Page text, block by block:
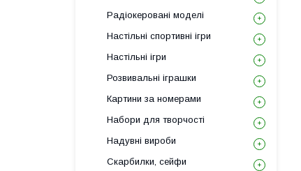
Радіокеровані моделі
Настільні спортивні ігри
Настільні ігри
Розвивальні іграшки
Картини за номерами
Набори для творчості
Надувні вироби
Скарбилки, сейфи